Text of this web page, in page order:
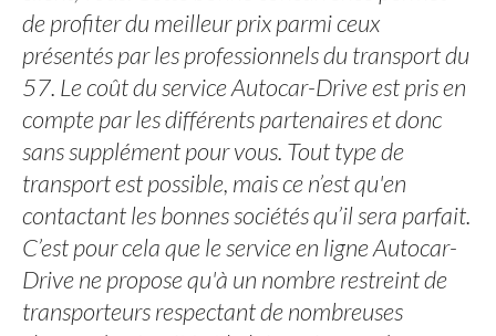
de profiter du meilleur prix parmi ceux
présentés par les professionnels du transport du
57. Le coût du service Autocar-Drive est pris en
compte par les différents partenaires et donc
sans supplément pour vous. Tout type de
transport est possible, mais ce n’est qu'en
contactant les bonnes sociétés qu’il sera parfait.
C’est pour cela que le service en ligne Autocar-
Drive ne propose qu'à un nombre restreint de
transporteurs respectant de nombreuses